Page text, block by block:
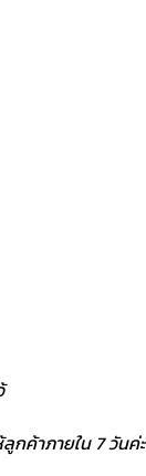
กค้าภายใน 7 วันค่ะ